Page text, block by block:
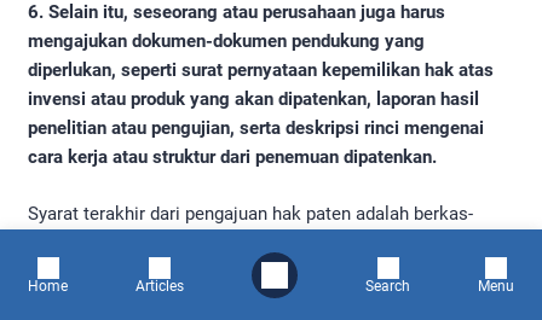
6. Selain itu, seseorang atau perusahaan juga harus
mengajukan dokumen-dokumen pendukung yang
diperlukan, seperti surat pernyataan kepemilikan hak atas
invensi atau produk yang akan dipatenkan, laporan hasil
penelitian atau pengujian, serta deskripsi rinci mengenai
cara kerja atau struktur dari penemuan dipatenkan.
Syarat terakhir dari pengajuan hak paten adalah berkas-
merupakan implementasi dari karakter paten yang
merupakan hak terbuka. Ketika kamu berhasil menemukan
Home Articles Search Menu